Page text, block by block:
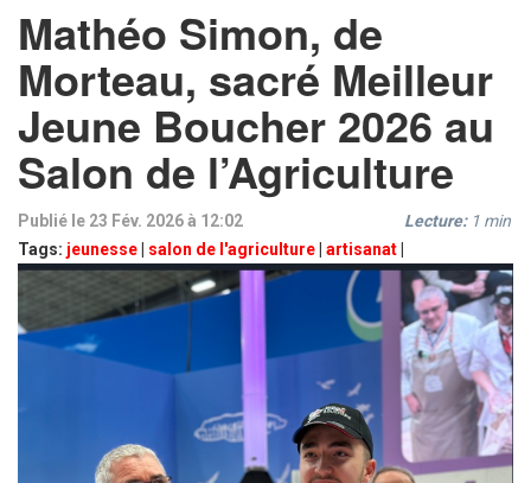
Mathéo Simon, de
Morteau, sacré Meilleur
Jeune Boucher 2026 au
Salon de l’Agriculture
Publié le 23 Fév. 2026 à 12:02
Tags: jeunesse salon de l'agriculture artisanat
Lecture: 1 min